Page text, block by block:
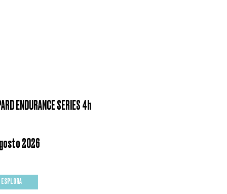
ENDURANCE SERIES 4h
2026
ESPLORA